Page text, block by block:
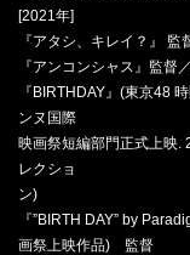
[2021年]
『アタシ、キレイ？』 監
『アンコンシャス』監督
『BIRTHDAY』(東京48
ンヌ国際
映画祭短編部門正式上映.
レクショ
ン)
『”BIRTH DAY” by
画祭上映作品) 監督